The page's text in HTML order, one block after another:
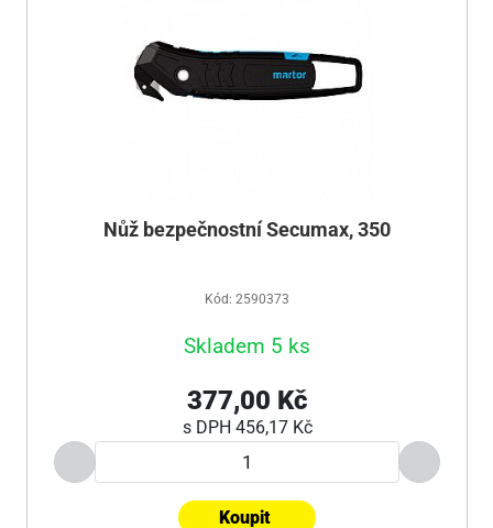
Nůž bezpečnostní Secumax, 350
Kód: 2590373
Skladem 5 ks
377,00 Kč
s DPH 456,17 Kč
Koupit